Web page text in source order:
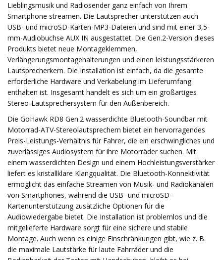
Lieblingsmusik und Radiosender ganz einfach von Ihrem
Smartphone streamen. Die Lautsprecher unterstützen auch
USB- und microSD-Karten-MP3-Dateien und sind mit einer 3,5-
mm-Audiobuchse AUX IN ausgestattet. Die Gen.2-Version dieses
Produkts bietet neue Montageklemmen,
Verlängerungsmontagehalterungen und einen leistungsstärkeren
Lautsprecherkern. Die Installation ist einfach, da die gesamte
erforderliche Hardware und Verkabelung im Lieferumfang
enthalten ist. Insgesamt handelt es sich um ein großartiges
Stereo-Lautsprechersystem für den Außenbereich.
Die GoHawk RD8 Gen.2 wasserdichte Bluetooth-Soundbar mit
Motorrad-ATV-Stereolautsprechern bietet ein hervorragendes
Preis-Leistungs-Verhältnis für Fahrer, die ein erschwingliches und
zuverlässiges Audiosystem für ihre Motorräder suchen. Mit
einem wasserdichten Design und einem Hochleistungsverstärker
liefert es kristallklare Klangqualität. Die Bluetooth-Konnektivität
ermöglicht das einfache Streamen von Musik- und Radiokanälen
von Smartphones, während die USB- und microSD-
Kartenunterstützung zusätzliche Optionen für die
Audiowiedergabe bietet. Die Installation ist problemlos und die
mitgelieferte Hardware sorgt für eine sichere und stabile
Montage. Auch wenn es einige Einschränkungen gibt, wie z. B.
die maximale Lautstärke für laute Fahrräder und die